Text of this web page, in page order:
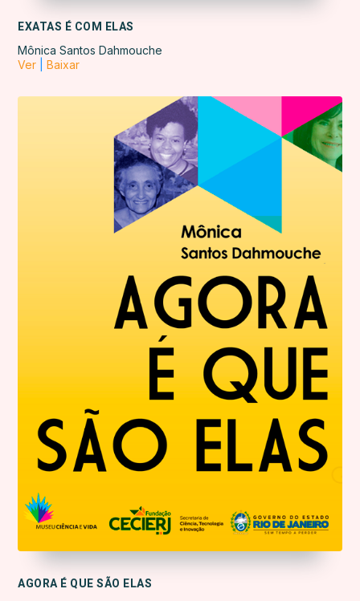
EXATAS É COM ELAS
Mônica Santos Dahmouche
Ver |Baixar
AGORA É QUE SÃO ELAS